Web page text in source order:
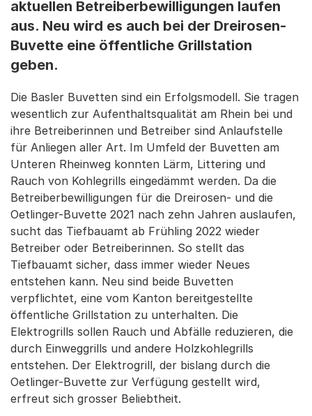
aktuellen Betreiberbewilligungen laufen
aus. Neu wird es auch bei der Dreirosen-
Buvette eine öffentliche Grillstation
geben.
Die Basler Buvetten sind ein Erfolgsmodell. Sie tragen
wesentlich zur Aufenthaltsqualität am Rhein bei und
ihre Betreiberinnen und Betreiber sind Anlaufstelle
für Anliegen aller Art. Im Umfeld der Buvetten am
Unteren Rheinweg konnten Lärm, Littering und
Rauch von Kohlegrills eingedämmt werden. Da die
Betreiberbewilligungen für die Dreirosen- und die
Oetlinger-Buvette 2021 nach zehn Jahren auslaufen,
sucht das Tiefbauamt ab Frühling 2022 wieder
Betreiber oder Betreiberinnen. So stellt das
Tiefbauamt sicher, dass immer wieder Neues
entstehen kann. Neu sind beide Buvetten
verpflichtet, eine vom Kanton bereitgestellte
öffentliche Grillstation zu unterhalten. Die
Elektrogrills sollen Rauch und Abfälle reduzieren, die
durch Einweggrills und andere Holzkohlegrills
entstehen. Der Elektrogrill, der bislang durch die
Oetlinger-Buvette zur Verfügung gestellt wird,
erfreut sich grosser Beliebtheit.